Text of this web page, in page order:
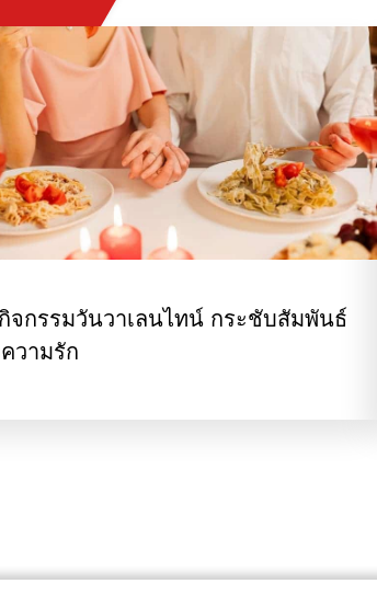
จกรรมวันวาเลนไทน์ กระชับสัมพันธ์
วามรัก